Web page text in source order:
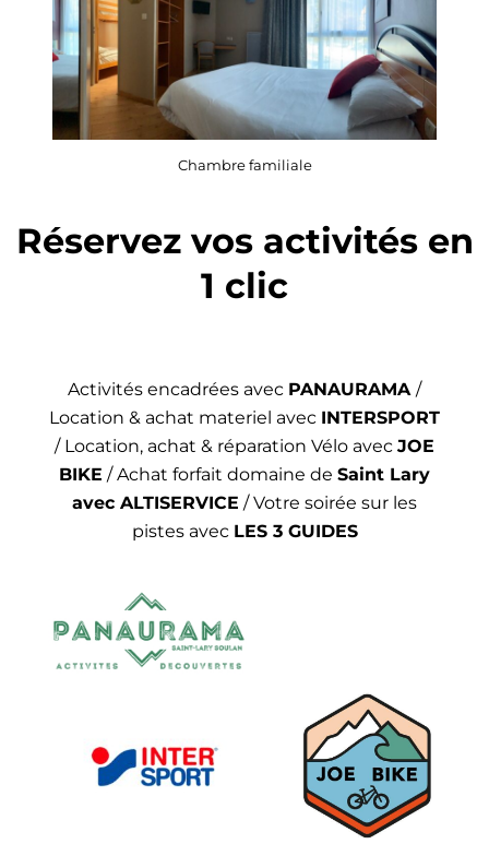
Chambre familiale
Réservez vos activités en
1 clic
Activités encadrées avec PANAURAMA /
Location & achat materiel avec INTERSPORT
/ Location, achat & réparation Vélo avec JOE
BIKE / Achat forfait domaine de Saint Lary
avec ALTISERVICE / Votre soirée sur les
pistes avec LES 3 GUIDES